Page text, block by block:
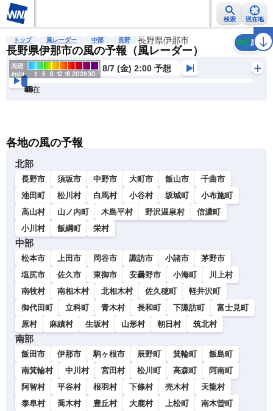
検索 現在地
雨雲レーダー 台風情報 地震情報 警報・注意報 2週間天気 ラ
トップ 風レーダー 中部 長野 長野県伊那市
長野県伊那市の風の予報（風レーダー）
風
8/7 (金) 2:00 予想
現在
6h
12
24
36
48
60
72
各地の風の予報
北部
長野市 須坂市 中野市 大町市 飯山市
千曲市
池田町
松川村 白馬村 小谷村 坂城町
小布施町
高山村
山ノ内町 木島平村 野沢温泉村
信濃町
小川村
飯綱町 栄村
中部
松本市 上田市 岡谷市 諏訪市 小諸市
茅野市
塩尻市
佐久市 東御市 安曇野市 小海町
川上村
南牧村
南相木村 北相木村 佐久穂町
軽井沢町
御代田町
立科町 青木村 長和町 下諏訪町
富士見町
原村
麻績村 生坂村 山形村 朝日村 筑北村
南部
飯田市 伊那市 駒ヶ根市 辰野町 箕輪町
飯島町
南箕輪村
中川村 宮田村 松川町 高森町
阿南町
阿智村
平谷村 根羽村 下條村 売木村
天龍村
泰阜村
喬木村 豊丘村 大鹿村 上松町
南木曽町